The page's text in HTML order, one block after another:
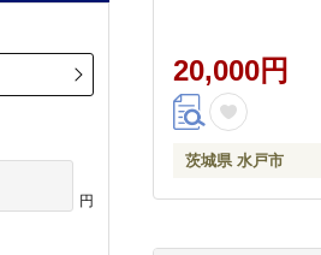
円
ーツ パイナップル
ッツ ショコラ カ
インマスカット
り寄せ サクサク
水戸市 茨城県】
20,000円
茨城県 水戸市